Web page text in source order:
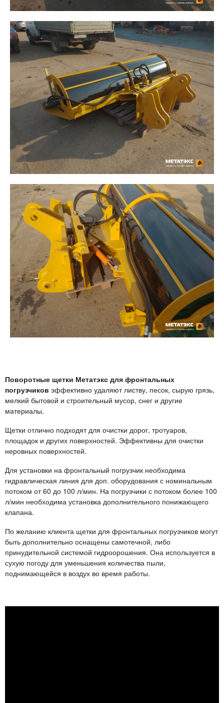
Поворотные щетки Метатэкс для фронтальных
погрузчиков эффективно удаляют листву, песок, сырую грязь,
мелкий бытовой и строительный мусор, снег и другие
материалы.
Щетки отлично подходят для очистки дорог, тротуаров,
площадок и других поверхностей. Эффективны для очистки
неровных поверхностей.
Для установки на фронтальный погрузчик необходима
гидравлическая линия для доп. оборудования с номинальным
потоком от 60 до 100 л/мин. На погрузчики с потоком более 100
л/мин необходима установка дополнительного понижающего
клапана.
По желанию клиента щетки для фронтальных погрузчиков могут
быть дополнительно оснащены самотечной, либо
принудительной системой гидроорошения. Она используется в
сухую погоду для уменьшения количества пыли,
поднимающейся в воздух во время работы.